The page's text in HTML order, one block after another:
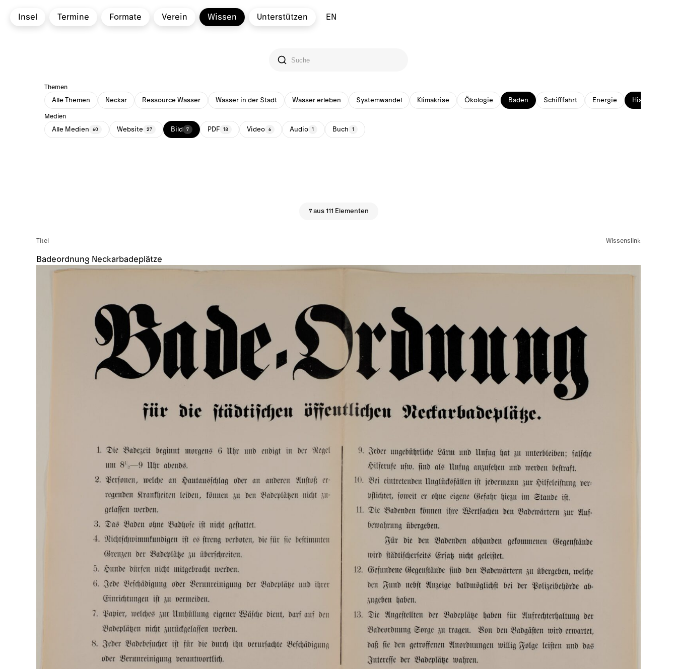
Insel Termine Formate Verein Wissen Unterstützen EN
Themen
Alle Themen Neckar Ressource Wasser Wasser in der Stadt Wasser erleben Systemwandel Klimakrise Ökologie Baden Schifffahrt Energie Historisches
Medien
Alle Medien 60 Website 27 Bild 7 PDF 18 Video 6 Audio 1 Buch 1
7 aus 111 Elementen
Titel Wissenslink
Badeordnung Neckarbadeplätze